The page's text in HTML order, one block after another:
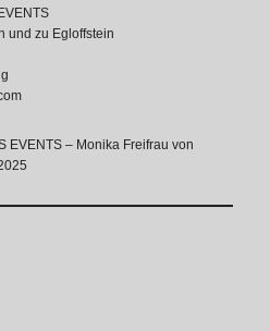
und zu Egloffstein
EVENTS – Monika Freifrau von